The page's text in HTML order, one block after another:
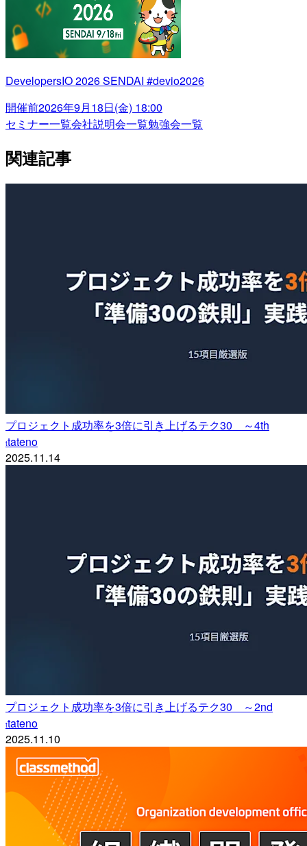
DevelopersIO 2026 SENDAI #devio2026
開催前2026年9月18日(金) 18:00
セミナー一覧会社説明会一覧勉強会一覧
関連記事
プロジェクト成功率を3倍に引き上げるテク30 ～4th
ttateno
2025.11.14
プロジェクト成功率を3倍に引き上げるテク30 ～2nd
ttateno
2025.11.10